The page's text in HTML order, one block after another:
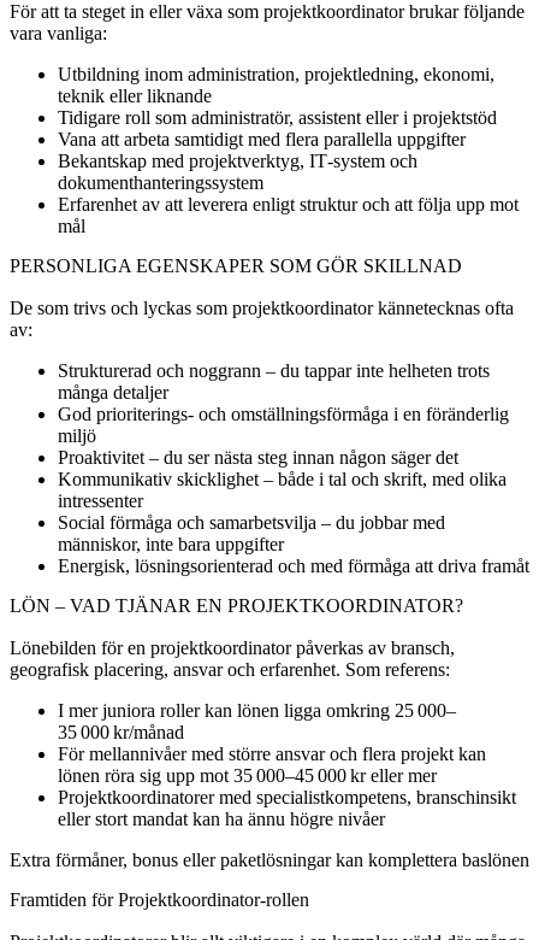
För att ta steget in eller växa som projektkoordinator brukar följande
vara vanliga:
Utbildning inom administration, projektledning, ekonomi,
teknik eller liknande
Tidigare roll som administratör, assistent eller i projektstöd
Vana att arbeta samtidigt med flera parallella uppgifter
Bekantskap med projektverktyg, IT‑system och
dokumenthanteringssystem
Erfarenhet av att leverera enligt struktur och att följa upp mot
mål
PERSONLIGA EGENSKAPER SOM GÖR SKILLNAD
De som trivs och lyckas som projektkoordinator kännetecknas ofta
av:
Strukturerad och noggrann – du tappar inte helheten trots
många detaljer
God prioriterings- och omställningsförmåga i en föränderlig
miljö
Proaktivitet – du ser nästa steg innan någon säger det
Kommunikativ skicklighet – både i tal och skrift, med olika
intressenter
Social förmåga och samarbetsvilja – du jobbar med
människor, inte bara uppgifter
Energisk, lösningsorienterad och med förmåga att driva framåt
LÖN – VAD TJÄNAR EN PROJEKTKOORDINATOR?
Lönebilden för en projektkoordinator påverkas av bransch,
geografisk placering, ansvar och erfarenhet. Som referens:
I mer juniora roller kan lönen ligga omkring 25 000–
35 000 kr/månad
För mellannivåer med större ansvar och flera projekt kan
lönen röra sig upp mot 35 000–45 000 kr eller mer
Projektkoordinatorer med specialistkompetens, branschinsikt
eller stort mandat kan ha ännu högre nivåer
Extra förmåner, bonus eller paketlösningar kan komplettera baslönen
Framtiden för Projektkoordinator‑rollen